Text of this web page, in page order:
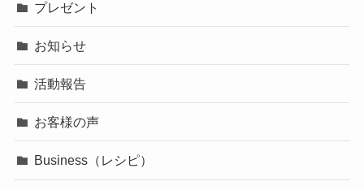
プレゼント
お知らせ
活動報告
お客様の声
Business（レシピ）